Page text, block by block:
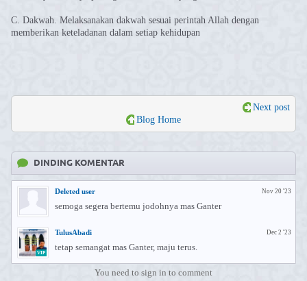
C. Dakwah. Melaksanakan dakwah sesuai perintah Allah dengan
memberikan keteladanan dalam setiap kehidupan
Next post
Blog Home
DINDING KOMENTAR
Nov 20 '23
Deleted user
semoga segera bertemu jodohnya mas Ganter
VIP
Dec 2 '23
TulusAbadi
tetap semangat mas Ganter, maju terus.
You need to sign in to comment